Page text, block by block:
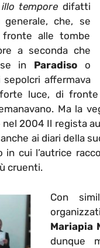
illo tempore difatti
generale, che, se
alle tombe
a seconda che
in Paradiso
o
affermava
luce, di
Ma la
2004 Il regista
ai diari della
cui l’autrice
cruenti.
Con
Mariapia
dunque